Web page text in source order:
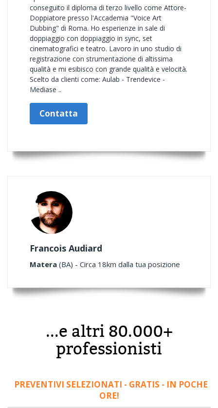
conseguito il diploma di terzo livello come Attore-
Doppiatore presso l'Accademia "Voice Art
Dubbing" di Roma. Ho esperienze in sale di
doppiaggio con doppiaggio in sync, set
cinematografici e teatro. Lavoro in uno studio di
registrazione con strumentazione di altissima
qualità e mi esibisco con grande qualità e velocità.
Scelto da clienti come: Aulab - Trendevice -
Mediase ..
Contatta
Francois Audiard
Matera (BA) - Circa 18km dalla tua posizione
...e altri 80.000+
professionisti
PREVENTIVI SELEZIONATI - GRATIS - IN POCHE
ORE!